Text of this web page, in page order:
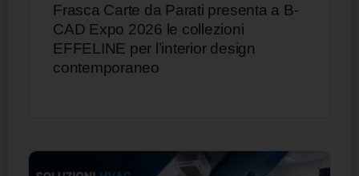
Frasca Carte da Parati presenta a B-
CAD Expo 2026 le collezioni
EFFELINE per l’interior design
contemporaneo